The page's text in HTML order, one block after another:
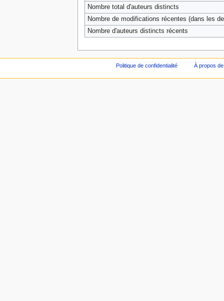
Nombre total d'auteurs distincts
Nombre de modifications récentes (dans les
Nombre d'auteurs distincts récents
Politique de confidentialité À propos